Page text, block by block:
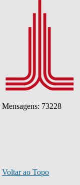
Mensagens: 73228
Voltar ao Topo